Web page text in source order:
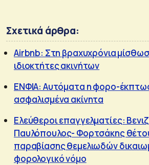
Σχετικά άρθρα:
Airbnb: Στη βραχυχρόνια
ιδιοκτήτες ακινήτων
ΕΝΦΙΑ: Αυτόματα η φορο-
ασφαλισμένα ακίνητα
Ελεύθεροι επαγγελματίες:
Παυλόπουλος- Φορτσάκης
παραβίασης θεμελιωδών
φορολογικό νόμο